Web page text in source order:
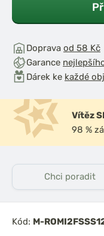
Ultegra
Shimano
Doprava od 58 Kč
Garance
Dárek ke každé
Vítěz
98 %
Chci poradit
Kód: M-